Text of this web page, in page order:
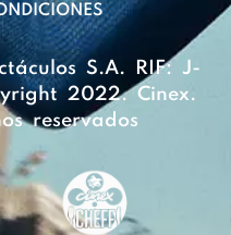
S.A. RIF: J-
2022. Cinex.
reservados